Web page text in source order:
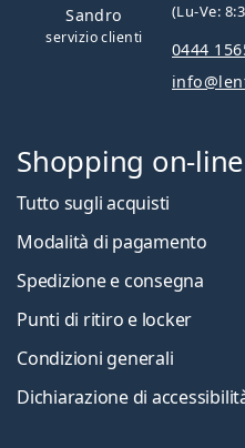
Sandro
servizio clienti
(Lu-Ve:
0444
Shopping on-line
Tutto sugli acquisti
Modalità di pagamento
Spedizione e consegna
Punti di ritiro e locker
Condizioni generali
Dichiarazione di